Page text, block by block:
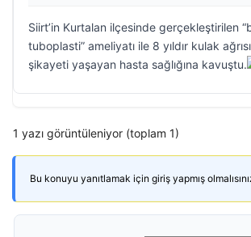
Siirt’in Kurtalan ilçesinde gerçekleştirilen
tuboplasti” ameliyatı ile 8 yıldır kulak
şikayeti yaşayan hasta sağlığına kavuştu.
1 yazı görüntüleniyor (toplam 1)
Bu konuyu yanıtlamak için giriş yapmış